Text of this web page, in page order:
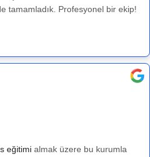
tamamladık. Profesyonel bir ekip!
eğitimi almak üzere bu kurumla